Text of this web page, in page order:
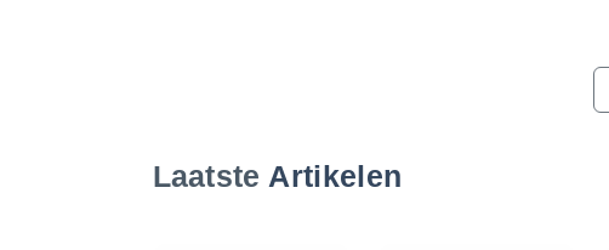
Laatste Artikelen